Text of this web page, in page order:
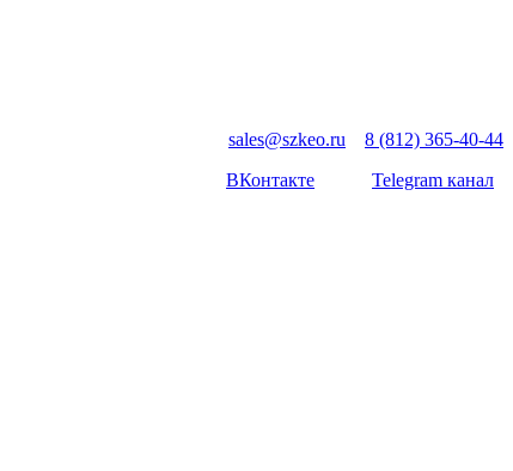
sales@szkeo.ru
8 (812) 365-40-44
ВКонтакте
Telegram канал